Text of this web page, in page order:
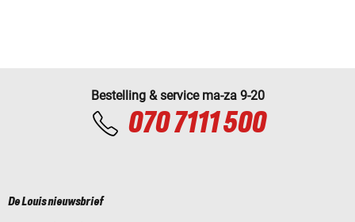
Bestelling & service ma-za 9-20
070 7111 500
De Louis nieuwsbrief